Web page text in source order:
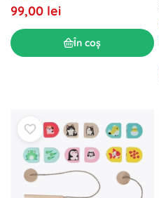
99,00 lei
În coș